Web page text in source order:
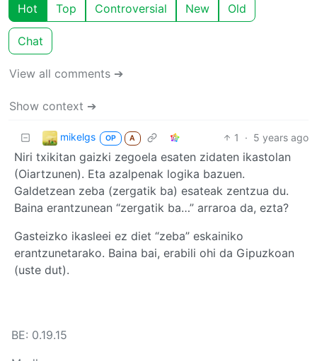
Hot Top Controversial New Old
Chat
View all comments ➔
Show context ➔
mikelgs OP A 1 · 5 years ago
Niri txikitan gaizki zegoela esaten zidaten ikastolan
(Oiartzunen). Eta azalpenak logika bazuen.
Galdetzean zeba (zergatik ba) esateak zentzua du.
Baina erantzunean “zergatik ba…” arraroa da, ezta?
Gasteizko ikasleei ez diet “zeba” eskainiko
erantzunetarako. Baina bai, erabili ohi da Gipuzkoan
(uste dut).
BE: 0.19.15